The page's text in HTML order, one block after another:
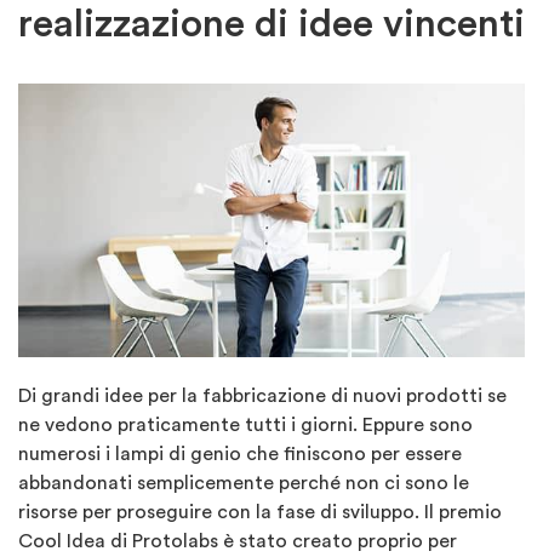
realizzazione di idee vincenti
Di grandi idee per la fabbricazione di nuovi prodotti se
ne vedono praticamente tutti i giorni. Eppure sono
numerosi i lampi di genio che finiscono per essere
abbandonati semplicemente perché non ci sono le
risorse per proseguire con la fase di sviluppo. Il premio
Cool Idea di Protolabs è stato creato proprio per